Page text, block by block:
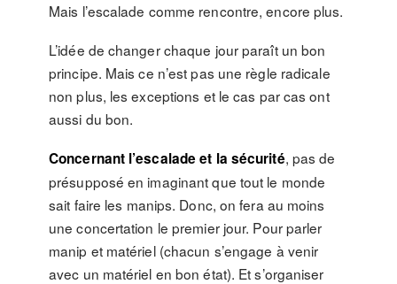
Mais l’escalade comme rencontre, encore plus.
L’idée de changer chaque jour paraît un bon
principe. Mais ce n’est pas une règle radicale
non plus, les exceptions et le cas par cas ont
aussi du bon.
Concernant l’escalade et la sécurité, pas de
présupposé en imaginant que tout le monde
sait faire les manips. Donc, on fera au moins
une concertation le premier jour. Pour parler
manip et matériel (chacun s’engage à venir
avec un matériel en bon état). Et s’organiser